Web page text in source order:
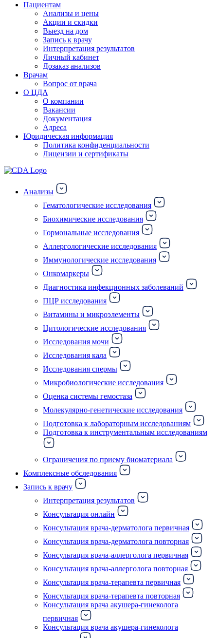
Пациентам
Анализы и цены
Акции и скидки
Выезд на дом
Запись к врачу
Интерпретация результатов
Личный кабинет
Дозаказ анализов
Врачам
Вопрос от врача
О ЦДА
О компании
Вакансии
Документация
Адреса
Юридическая информация
Политика конфиденциальности
Лицензии и сертификаты
Анализы
Гематологические исследования
Биохимические исследования
Гормональные исследования
Аллергологические исследования
Иммунологические исследования
Онкомаркеры
Диагностика инфекционных заболеваний
ПЦР исследования
Витамины и микроэлементы
Цитологические исследования
Исследования мочи
Исследования кала
Исследования спермы
Микробиологические исследования
Оценка системы гемостаза
Молекулярно-генетические исследования
Подготовка к лабораторным исследованиям
Подготовка к инструментальным исследованиям
Ограничения по приему биоматериала
Комплексные обследования
Запись к врачу
Интерпретация результатов
Консультация онлайн
Консультация врача-дерматолога первичная
Консультация врача-дерматолога повторная
Консультация врача-аллерголога первичная
Консультация врача-аллерголога повторная
Консультация врача-терапевта первичная
Консультация врача-терапевта повторная
Консультация врача акушера-гинеколога
первичная
Консультация врача акушера-гинеколога